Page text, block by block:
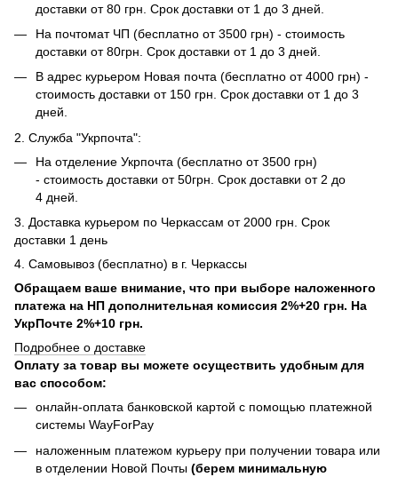
доставки от 80 грн. Срок доставки от 1 до 3 дней.
На почтомат ЧП (бесплатно от 3500 грн) - стоимость
доставки от 80грн. Срок доставки от 1 до 3 дней.
В адрес курьером Новая почта (бесплатно от 4000 грн) -
стоимость доставки от 150 грн. Срок доставки от 1 до 3
дней.
2. Служба "Укрпочта":
На отделение Укрпочта (бесплатно от 3500 грн)
- стоимость доставки от 50грн. Срок доставки от 2 до
4 дней.
3. Доставка курьером по Черкассам от 2000 грн. Срок
доставки 1 день
4. Самовывоз (бесплатно) в г. Черкассы
Обращаем ваше внимание, что при выборе наложенного
платежа на НП дополнительная комиссия 2%+20 грн. На
УкрПочте 2%+10 грн.
Подробнее о доставке
Оплату за товар вы можете осуществить удобным для
вас способом:
онлайн-оплата банковской картой с помощью платежной
системы WayForPay
наложенным платежом курьеру при получении товара или
в отделении Новой Почты (берем минимальную